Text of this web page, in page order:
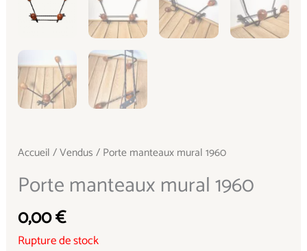
Accueil /Vendus / Porte manteaux mural 1960
Porte manteaux mural 1960
0,00€
Rupture de stock